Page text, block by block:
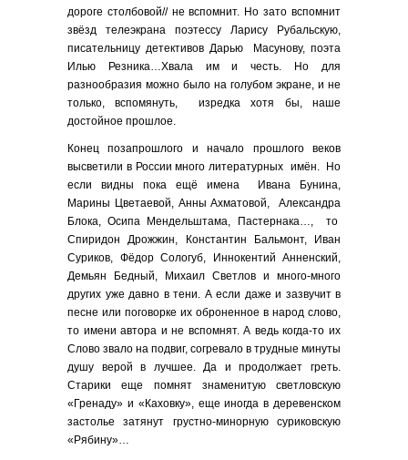
дороге столбовой// не вспомнит. Но зато вспомнит
звёзд телеэкрана поэтессу Ларису Рубальскую,
писательницу детективов Дарью Масунову, поэта
Илью Резника…Хвала им и честь. Но для
разнообразия можно было на голубом экране, и не
только, вспомянуть, изредка хотя бы, наше
достойное прошлое.
Конец позапрошлого и начало прошлого веков
высветили в России много литературных имён. Но
если видны пока ещё имена Ивана Бунина,
Марины Цветаевой, Анны Ахматовой, Александра
Блока, Осипа Мендельштама, Пастернака…, то
Спиридон Дрожжин, Константин Бальмонт, Иван
Суриков, Фёдор Сологуб, Иннокентий Анненский,
Демьян Бедный, Михаил Светлов и много-много
других уже давно в тени. А если даже и зазвучит в
песне или поговорке их оброненное в народ слово,
то имени автора и не вспомнят. А ведь когда-то их
Слово звало на подвиг, согревало в трудные минуты
душу верой в лучшее. Да и продолжает греть.
Старики еще помнят знаменитую светловскую
«Гренаду» и «Каховку», еще иногда в деревенском
застолье затянут грустно-минорную суриковскую
«Рябину»…